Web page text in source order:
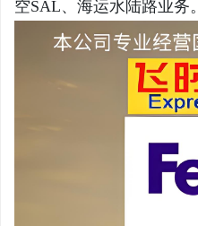
空SAL、海运水陆路业务。